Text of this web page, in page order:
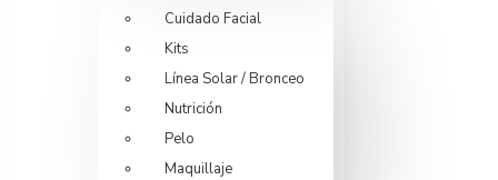
Cuidado Facial
Kits
Línea Solar / Bronceo
Nutrición
Pelo
Maquillaje